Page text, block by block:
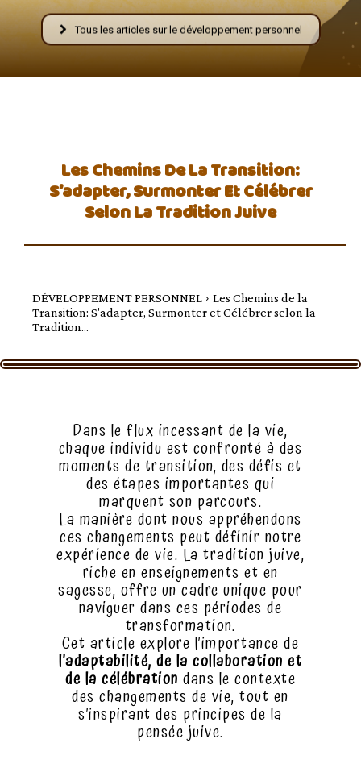
–
Tous les articles sur le développement personnel
Les Chemins De La Transition:
S’adapter, Surmonter Et Célébrer
Selon La Tradition Juive
DÉVELOPPEMENT PERSONNEL
Les Chemins de la
Transition: S'adapter, Surmonter et Célébrer selon la
Tradition...
Dans le flux incessant de la vie,
chaque individu est confronté à des
moments de transition, des défis et
des étapes importantes qui
marquent son parcours.
La manière dont nous appréhendons
ces changements peut définir notre
expérience de vie. La tradition juive,
riche en enseignements et en
sagesse, offre un cadre unique pour
naviguer dans ces périodes de
transformation.
Cet article explore l’importance de
l’adaptabilité, de la collaboration et
de la célébration dans le contexte
des changements de vie, tout en
s’inspirant des principes de la
pensée juive.